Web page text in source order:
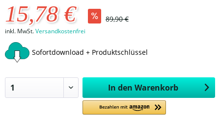
15,78 € 89,90 €
inkl. MwSt.Versandkostenfrei
Sofortdownload + Produktschlüssel
In den Warenkorb